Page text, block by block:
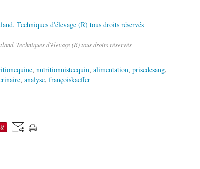
Techniques d'élevage (R) tous droits réservés
, nutritionnisteequin, alimentation, prisedesang,
, analyse, françoiskaeffer